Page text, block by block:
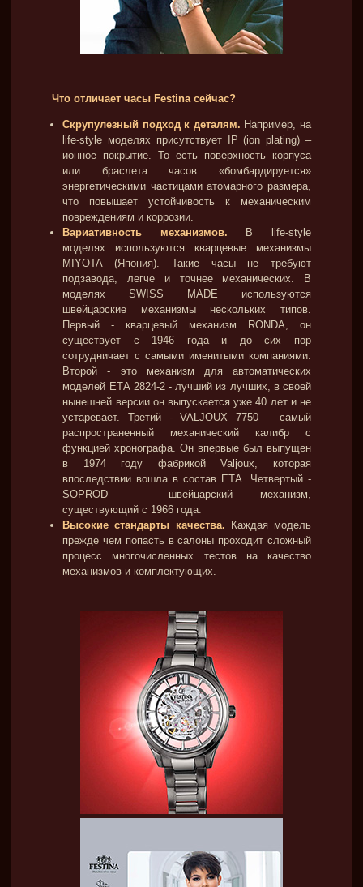
Что отличает часы Festina сейчас?
Скрупулезный подход к деталям. Например, на
life-style моделях присутствует IP (ion plating) –
ионное покрытие. То есть поверхность корпуса
или браслета часов «бомбардируется»
энергетическими частицами атомарного размера,
что повышает устойчивость к механическим
повреждениям и коррозии.
Вариативность механизмов. В life-style
моделях используются кварцевые механизмы
MIYOTA (Япония). Такие часы не требуют
подзавода, легче и точнее механических. В
моделях SWISS MADE используются
швейцарские механизмы нескольких типов.
Первый - кварцевый механизм RONDA, он
существует c 1946 года и до сих пор
сотрудничает с самыми именитыми компаниями.
Второй - это механизм для автоматических
моделей ЕТА 2824-2 - лучший из лучших, в своей
нынешней версии он выпускается уже 40 лет и не
устаревает. Третий - VALJOUX 7750 – самый
распространенный механический калибр с
функцией хронографа. Он впервые был выпущен
в 1974 году фабрикой Valjoux, которая
впоследствии вошла в состав ЕТА. Четвертый -
SOPROD – швейцарский механизм,
существующий с 1966 года.
Высокие стандарты качества. Каждая модель
прежде чем попасть в салоны проходит сложный
процесс многочисленных тестов на качество
механизмов и комплектующих.